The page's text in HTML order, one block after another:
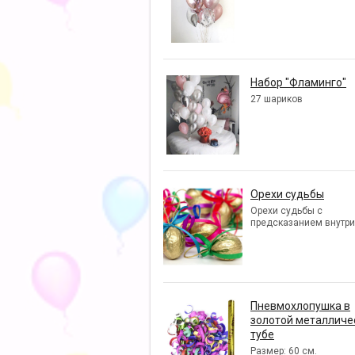
Набор "Фламинго"
27 шариков
Орехи судьбы
Орехи судьбы с
предсказанием внутри
Пневмохлопушка в
золотой
тубе
Размер: 60 см.